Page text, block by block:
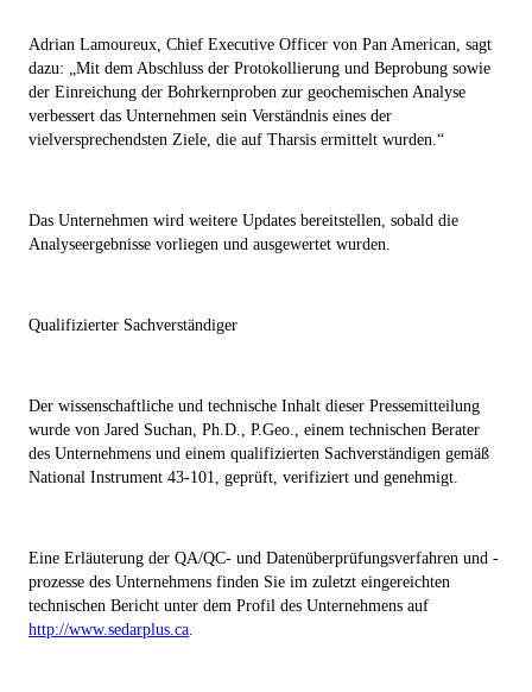
Adrian Lamoureux, Chief Executive Officer von Pan American, sagt
dazu: „Mit dem Abschluss der Protokollierung und Beprobung sowie
der Einreichung der Bohrkernproben zur geochemischen Analyse
verbessert das Unternehmen sein Verständnis eines der
vielversprechendsten Ziele, die auf Tharsis ermittelt wurden.“
Das Unternehmen wird weitere Updates bereitstellen, sobald die
Analyseergebnisse vorliegen und ausgewertet wurden.
Qualifizierter Sachverständiger
Der wissenschaftliche und technische Inhalt dieser Pressemitteilung
wurde von Jared Suchan, Ph.D., P.Geo., einem technischen Berater
des Unternehmens und einem qualifizierten Sachverständigen gemäß
National Instrument 43-101, geprüft, verifiziert und genehmigt.
Eine Erläuterung der QA/QC- und Datenüberprüfungsverfahren und -
prozesse des Unternehmens finden Sie im zuletzt eingereichten
technischen Bericht unter dem Profil des Unternehmens auf
http://www.sedarplus.ca